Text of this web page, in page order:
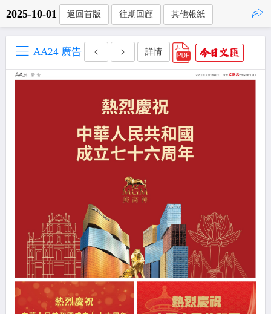
2025-10-01 返回首版 往期回顧 其他報紙
AA24 廣告 詳情